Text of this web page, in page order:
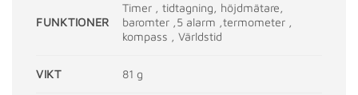
FUNKTIONER
Timer , tidtagning, höjdmätare,
baromter ,5 alarm ,termometer ,
kompass , Världstid
VIKT 81 g